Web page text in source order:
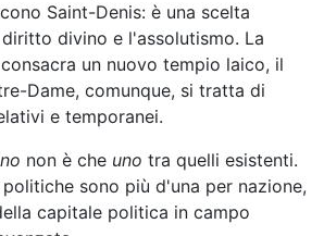
Saint-Denis: è una scelta
divino e l'assolutismo. La
un nuovo tempio laico, il
Dame, comunque, si tratta di
e temporanei.
non è che uno tra quelli esistenti.
sono più d'una per nazione,
capitale politica in campo